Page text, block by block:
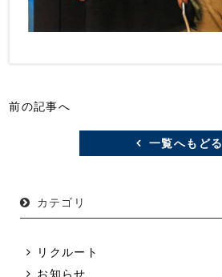
前の記事へ
一覧へもどる
カテゴリ
リクルート
お知らせ